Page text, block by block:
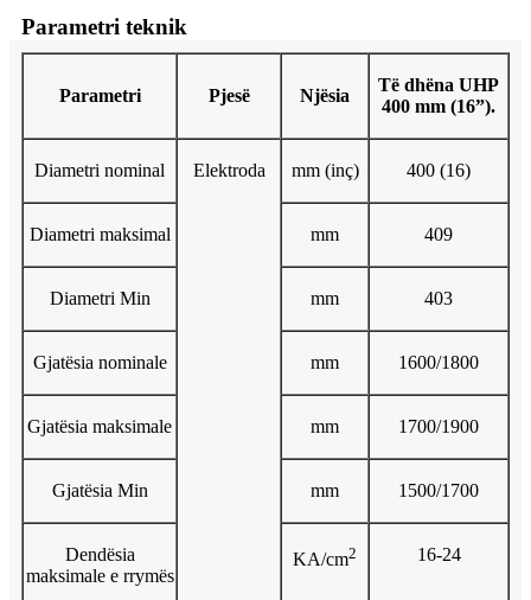
Parametri teknik
Parametri Pjesë Njësia
Të dhëna UHP
400 mm (16”).
Diametri nominal Elektroda mm (inç) 400 (16)
Diametri maksimal mm 409
Diametri Min mm 403
Gjatësia nominale mm 1600/1800
Gjatësia maksimale mm 1700/1900
Gjatësia Min mm 1500/1700
Dendësia
maksimale e rrymës
KA/cm2 16-24